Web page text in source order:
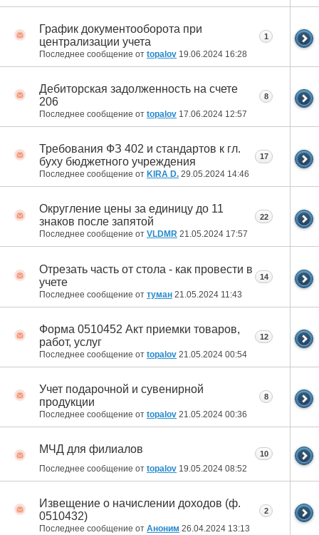
График документооборота при
централизации учета
Последнее сообщение от topalov 19.06.2024 16:28
1
Дебиторская задолженность на счете
206
Последнее сообщение от topalov 17.06.2024 12:57
8
Требования ФЗ 402 и стандартов к гл.
буху бюджетного учреждения
Последнее сообщение от KIRA D. 29.05.2024 14:46
17
Округление цены за единицу до 11
знаков после запятой
Последнее сообщение от VLDMR 21.05.2024 17:57
22
Отрезать часть от стола - как провести в
учете
Последнее сообщение от туман 21.05.2024 11:43
14
Форма 0510452 Акт приемки товаров,
работ, услуг
Последнее сообщение от topalov 21.05.2024 00:54
12
Учет подарочной и сувенирной
продукции
Последнее сообщение от topalov 21.05.2024 00:36
8
МЧД для филиалов
Последнее сообщение от topalov 19.05.2024 08:52
10
Извещение о начислении доходов (ф.
0510432)
Последнее сообщение от Аноним 26.04.2024 13:13
2